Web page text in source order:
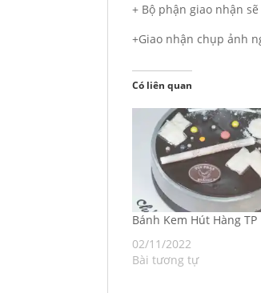
+ Bộ phận giao nhận
+Giao nhận chụp ảnh
Có liên quan
Bánh Kem Hút Hàng TP
02/11/2022
Bài tương tự